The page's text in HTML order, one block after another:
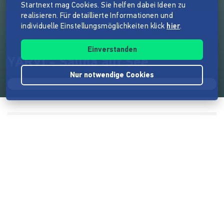
YARVI - Sauna auf See
Startnext mag Cookies. Sie helfen dabei Ideen zu
realisieren. Für detaillierte Informationen und
individuelle Einstellungsmöglichkeiten klick hier.
Einverstanden
Nur notwendige Cookies